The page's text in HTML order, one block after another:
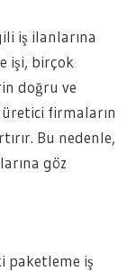
iş ilanlarına
işi, birçok
doğru ve
firmaların
Bu nedenle,
göz
paketleme iş